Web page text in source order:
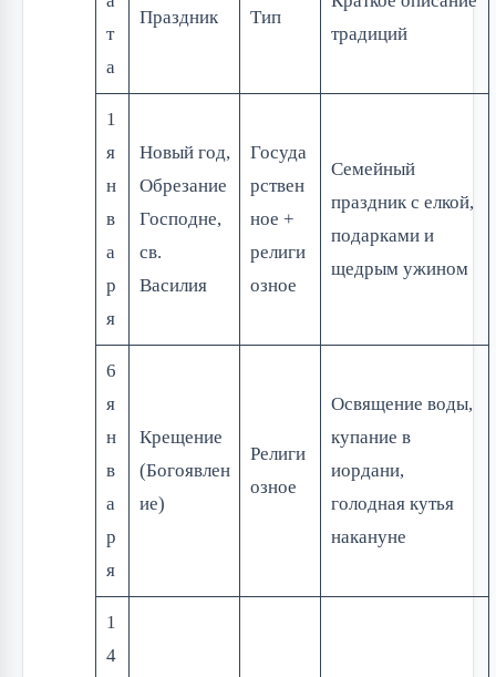
т
а
Праздник Тип
традиций
1
я
н
в
а
р
я
Новый год,
Обрезание
Господне,
св.
Василия
Госуда
рствен
ное +
религи
озное
Семейный
праздник с елкой,
подарками и
щедрым ужином
6
я
н
в
а
р
я
Крещение
(Богоявлен
ие)
Религи
озное
Освящение воды,
купание в
иордани,
голодная кутья
накануне
1
4